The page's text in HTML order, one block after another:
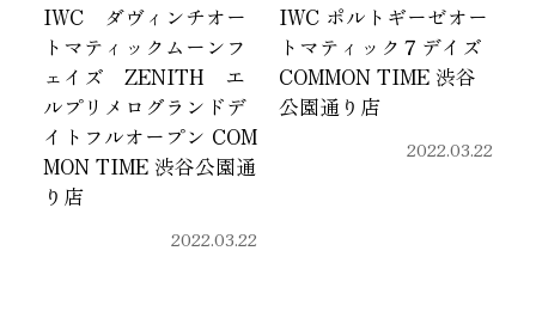
IWC ダヴィンチオー
トマティックムーンフ
ェイズ ZENITH エ
ルプリメログランドデ
イトフルオープン COM
MON TIME 渋谷公園通
り店
2022.03.22
IWC ポルトギーゼオー
トマティック７デイズ
COMMON TIME 渋谷
公園通り店
2022.03.22